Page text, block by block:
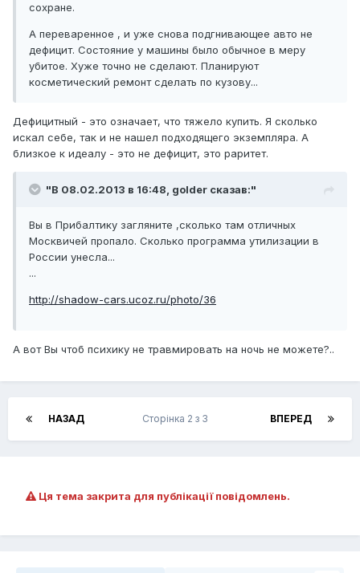
сохране.
А переваренное , и уже снова подгнивающее авто не
дефицит. Состояние у машины было обычное в меру
убитое. Хуже точно не сделают. Планируют
косметический ремонт сделать по кузову...
Дефицитный - это означает, что тяжело купить. Я сколько
искал себе, так и не нашел подходящего экземпляра. А
близкое к идеалу - это не дефицит, это раритет.
"В 08.02.2013 в 16:48, golder сказав:"
Вы в Прибалтику загляните ,сколько там отличных
Москвичей пропало. Сколько программа утилизации в
России унесла...
...
http://shadow-cars.ucoz.ru/photo/36
А вот Вы чтоб психику не травмировать на ночь не можете?..
НАЗАД ВПЕРЕД
Сторінка 2 з 3
Ця тема закрита для публікації повідомлень.